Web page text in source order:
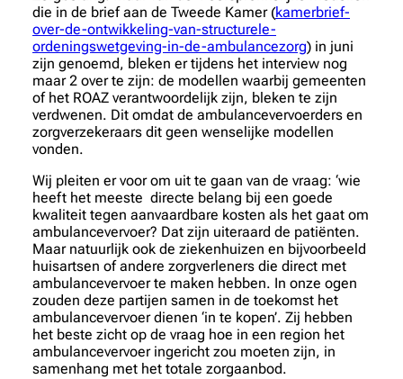
die in de brief aan de Tweede Kamer (kamerbrief-
over-de-ontwikkeling-van-structurele-
ordeningswetgeving-in-de-ambulancezorg) in juni
zijn genoemd, bleken er tijdens het interview nog
maar 2 over te zijn: de modellen waarbij gemeenten
of het ROAZ verantwoordelijk zijn, bleken te zijn
verdwenen. Dit omdat de ambulancevervoerders en
zorgverzekeraars dit geen wenselijke modellen
vonden.
Wij pleiten er voor om uit te gaan van de vraag: ‘wie
heeft het meeste directe belang bij een goede
kwaliteit tegen aanvaardbare kosten als het gaat om
ambulancevervoer? Dat zijn uiteraard de patiënten.
Maar natuurlijk ook de ziekenhuizen en bijvoorbeeld
huisartsen of andere zorgverleners die direct met
ambulancevervoer te maken hebben. In onze ogen
zouden deze partijen samen in de toekomst het
ambulancevervoer dienen ‘in te kopen’. Zij hebben
het beste zicht op de vraag hoe in een region het
ambulancevervoer ingericht zou moeten zijn, in
samenhang met het totale zorgaanbod.